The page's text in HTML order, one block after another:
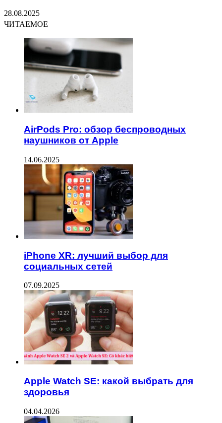
28.08.2025
ЧИТАЕМОЕ
AirPods Pro: обзор беспроводных
наушников от Apple
14.06.2025
iPhone XR: лучший выбор для
социальных сетей
07.09.2025
Apple Watch SE: какой выбрать для
здоровья
04.04.2026